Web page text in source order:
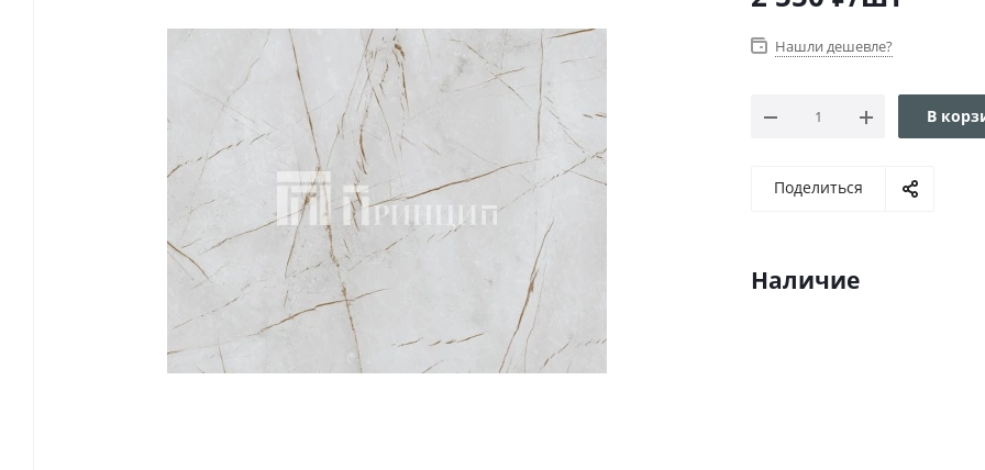
Нашли дешевле?
В
Поделиться
Наличие